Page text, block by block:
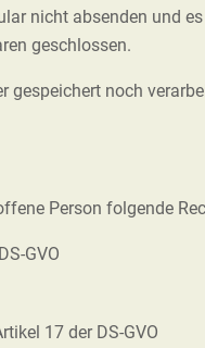
nicht absenden und
geschlossen.
gespeichert noch
Person folgende
GVO
17 der DS-GVO